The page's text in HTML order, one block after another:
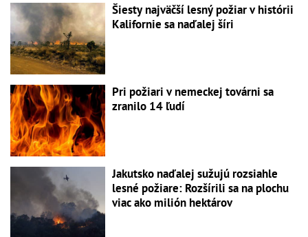
Šiesty najväčší lesný požiar v histórii
Kalifornie sa naďalej šíri
Pri požiari v nemeckej továrni sa
zranilo 14 ľudí
Jakutsko naďalej sužujú rozsiahle
lesné požiare: Rozšírili sa na plochu
viac ako milión hektárov